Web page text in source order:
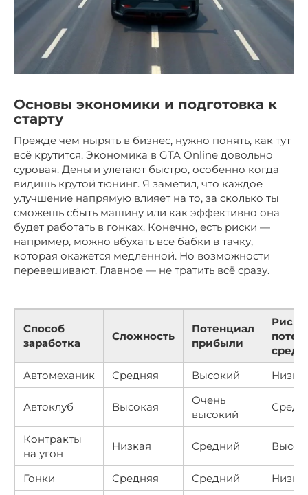
Основы экономики и подготовка к
старту
Прежде чем нырять в бизнес, нужно понять, как тут
всё крутится. Экономика в GTA Online довольно
суровая. Деньги улетают быстро, особенно когда
видишь крутой тюнинг. Я заметил, что каждое
улучшение напрямую влияет на то, за сколько ты
сможешь сбыть машину или как эффективно она
будет работать в гонках. Конечно, есть риски —
например, можно вбухать все бабки в тачку,
которая окажется медленной. Но возможности
перевешивают. Главное — не тратить всё сразу.
Способ
заработка
Сложность
Потенциал
прибыли
Риск
Автомеханик
Средняя Высокий
Автоклуб Высокая
Очень
высокий
Контракты
на угон
Низкая Средний
Гонки Средняя Средний